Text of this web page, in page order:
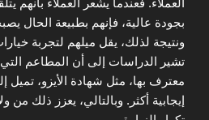
بجودة عالية، فإنهم بطبيعة الحال
ونتيجة لذلك، يقل ميلهم لتجربة
تشير الدراسات إلى أن المطاعم
معترف بها، مثل شهادة الأيزو،
إيجابية أكثر. وبالتالي، يعزز ذلك من